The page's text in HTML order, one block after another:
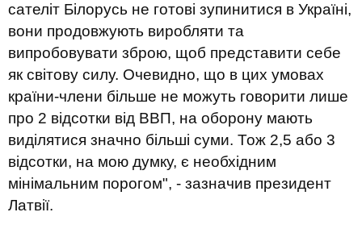
сателіт Білорусь не готові зупинитися в Україні,
вони продовжують виробляти та
випробовувати зброю, щоб представити себе
як світову силу. Очевидно, що в цих умовах
країни-члени більше не можуть говорити лише
про 2 відсотки від ВВП, на оборону мають
виділятися значно більші суми. Тож 2,5 або 3
відсотки, на мою думку, є необхідним
мінімальним порогом", - зазначив президент
Латвії.